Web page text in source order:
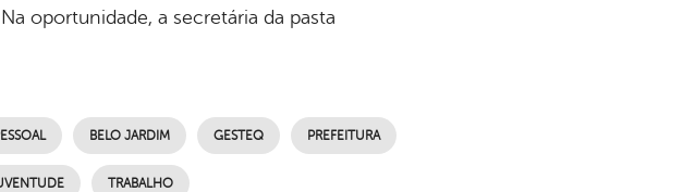
oportunidade, a secretária da pasta
BELO JARDIM GESTEQ PREFEITURA
TRABALHO